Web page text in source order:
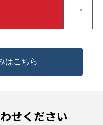
。
はこちら
せください